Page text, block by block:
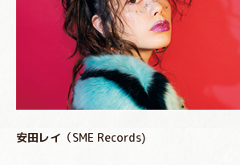
安田レイ （SME Records)